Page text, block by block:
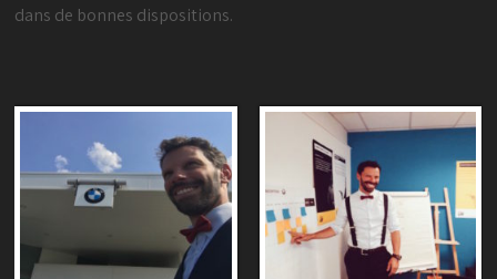
dans de bonnes dispositions.
Formation BMW Formation BMW